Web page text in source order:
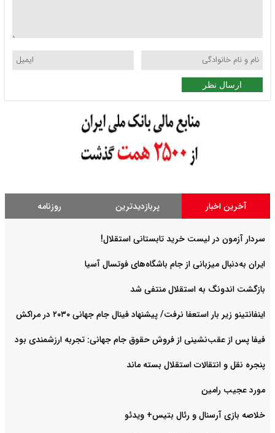
ارسال نظر
آخرین اخبار پربازدیدترین روزنامه
سردار آزمون در لیست خرید تابستانی استقلال!
ایران به‌دنبال میزبانی از جام باشگاه‌های فوتسال آسیا
بازگشت اندونگ به استقلال منتفی شد
اینفانتینو زیر بار استعفا نرفت/ پیشنهاد فینال جام جهانی ۲۰۳۰ در مراکش
فیفا پس از عقب‌نشینی از فروش حقوق جام جهانی: تجربه ارزشمندی بود
پنجره نقل و انتقالات استقلال بسته ماند
مورد عجیب رامین
خلاصه بازی آرسنال و رئال بتیس+ ویدئو